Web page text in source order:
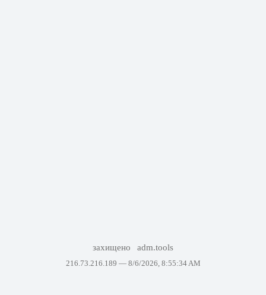
захищено adm.tools
216.73.216.189 — 8/6/2026, 8:55:34 AM